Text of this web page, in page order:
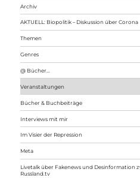
Archiv
AKTUELL: Biopolitik – Diskussion über Corona
Themen
Genres
@ Bücher…
Veranstaltungen
Bücher & Buchbeiträge
Interviews mit mir
Im Visier der Repression
Meta
Livetalk über Fakenews und Desinformation
Russland.tv